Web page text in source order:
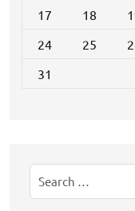
17
18
24
25
31